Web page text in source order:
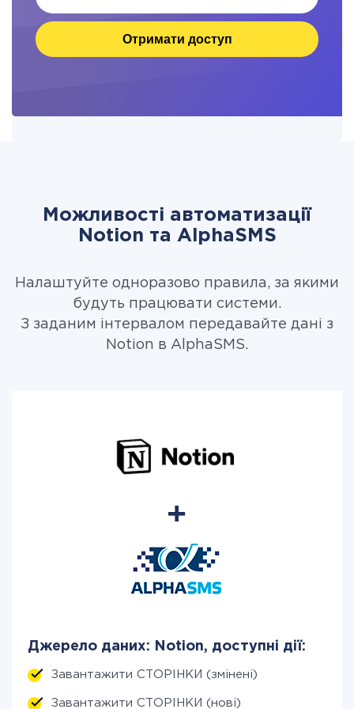
Отримати доступ
Можливості автоматизації
Notion та AlphaSMS
Налаштуйте одноразово правила, за якими
будуть працювати системи.
З заданим інтервалом передавайте дані з
Notion в AlphaSMS.
Джерело даних: Notion, доступні дії:
Завантажити СТОРІНКИ (змінені)
Завантажити СТОРІНКИ (нові)